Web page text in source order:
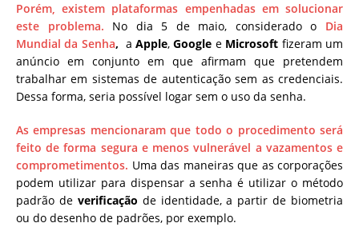
Porém, existem plataformas empenhadas em solucionar
este problema. No dia 5 de maio, considerado o Dia
Mundial da Senha, aApple,Google e Microsoft fizeram um
anúncio em conjunto em que afirmam que pretendem
trabalhar em sistemas de autenticação sem as credenciais.
Dessa forma, seria possível logar sem o uso da senha.
As empresas mencionaram que todo o procedimento será
feito de forma segura e menos vulnerável a vazamentos e
comprometimentos. Uma das maneiras que as corporações
podem utilizar para dispensar a senha é utilizar o método
padrão de verificação de identidade, a partir de biometria
ou do desenho de padrões, por exemplo.